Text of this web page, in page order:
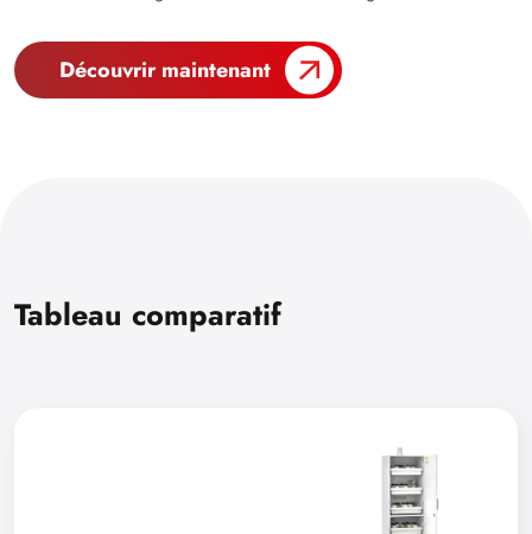
Découvrir maintenant
Tableau comparatif